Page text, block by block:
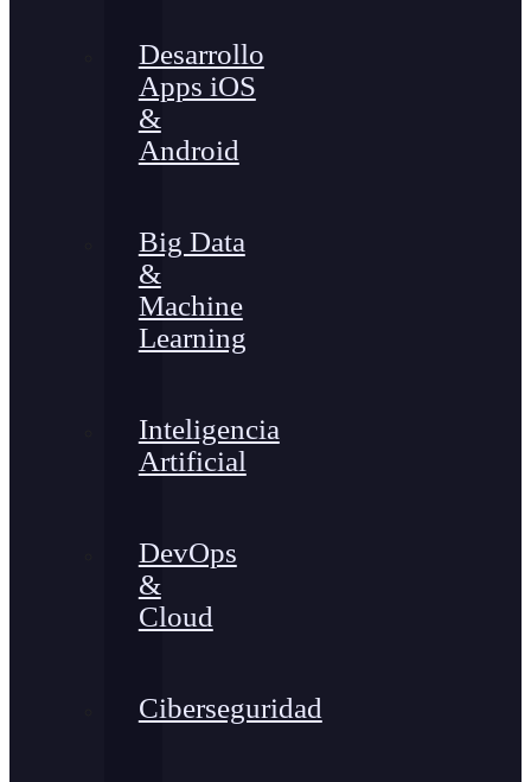
Desarrollo
Apps iOS
&
Android
Big Data
&
Machine
Learning
Inteligencia
Artificial
DevOps
&
Cloud
Ciberseguridad